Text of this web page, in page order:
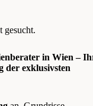
gesucht.
in Wien –
der exklusivsten